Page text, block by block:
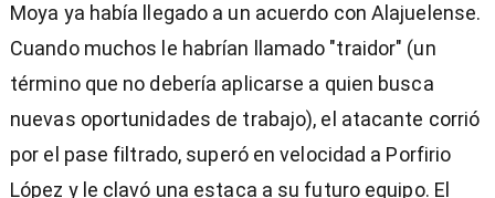
Moya ya había llegado a un acuerdo con Alajuelense.
Cuando muchos le habrían llamado "traidor" (un
término que no debería aplicarse a quien busca
nuevas oportunidades de trabajo), el atacante corrió
por el pase filtrado, superó en velocidad a Porfirio
López y le clavó una estaca a su futuro equipo. El